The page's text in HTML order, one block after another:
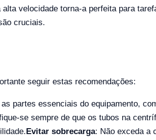
velocidade torna-a perfeita para
cruciais.
seguir estas recomendações:
partes essenciais do equipamento,
se sempre de que os tubos na
Evitar sobrecarga: Não exceda a